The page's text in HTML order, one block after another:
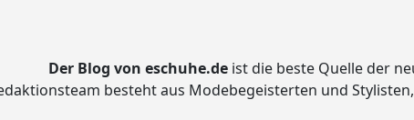
Der Blog von eschuhe.deist die beste Quelle der
besteht aus Modebegeisterten und